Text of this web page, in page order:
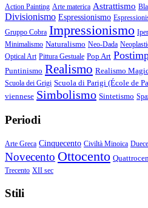
Action Painting Arte materica Astrattismo
Divisionismo Espressionismo
Gruppo Cobra Impressionismo
Minimalismo Naturalismo Neo-Dada
Optical Art Pittura Gestuale Pop Art
Puntinismo Realismo Realismo
Scuola dei Grigi Scuola di Parigi (École de
viennese Simbolismo Sintetismo
Periodi
Arte Greca Cinquecento Civiltà Minoica
Novecento Ottocento
Trecento XII sec
Stili